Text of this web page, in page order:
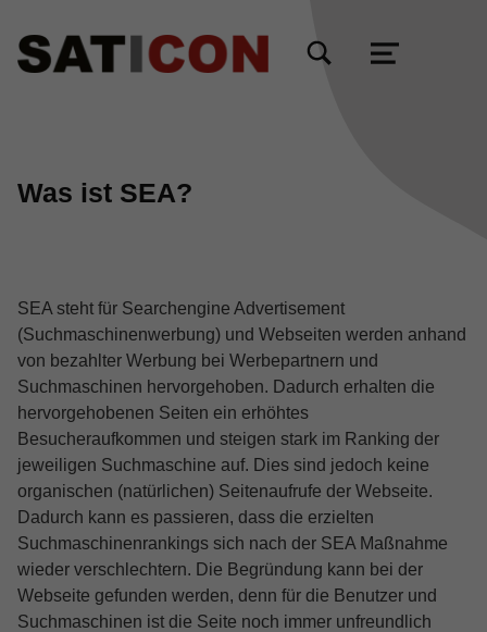
TOGGLE SEARCH FORM MODAL BOX
MENU
Was ist SEA?
SEA steht für Searchengine Advertisement
(Suchmaschinenwerbung) und Webseiten werden anhand
von bezahlter Werbung bei Werbepartnern und
Suchmaschinen hervorgehoben. Dadurch erhalten die
hervorgehobenen Seiten ein erhöhtes
Besucheraufkommen und steigen stark im Ranking der
jeweiligen Suchmaschine auf. Dies sind jedoch keine
organischen (natürlichen) Seitenaufrufe der Webseite.
Dadurch kann es passieren, dass die erzielten
Suchmaschinenrankings sich nach der SEA Maßnahme
wieder verschlechtern. Die Begründung kann bei der
Webseite gefunden werden, denn für die Benutzer und
Suchmaschinen ist die Seite noch immer unfreundlich